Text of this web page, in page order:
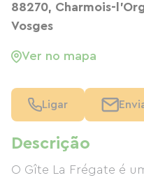
Descrição
O Gîte La Frégate é
88270, Charmois-
Vosges
Ver no mapa
Ligar